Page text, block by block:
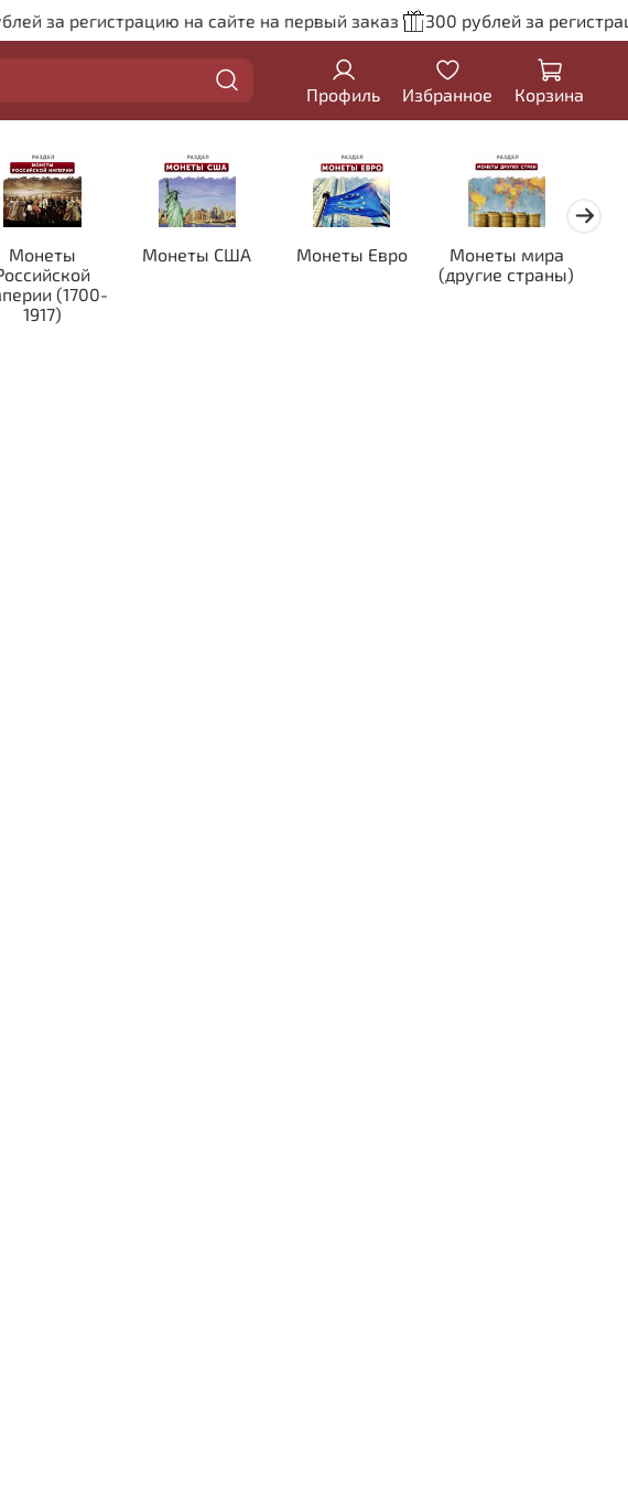
за регистрацию на сайте на первый заказ 300 рублей за
Профиль Избранное Корзина
Монеты
(1700-
1917)
Монеты США Монеты Евро
Монеты мира
(другие страны)